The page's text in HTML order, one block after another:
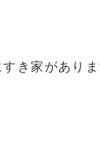
き家があり